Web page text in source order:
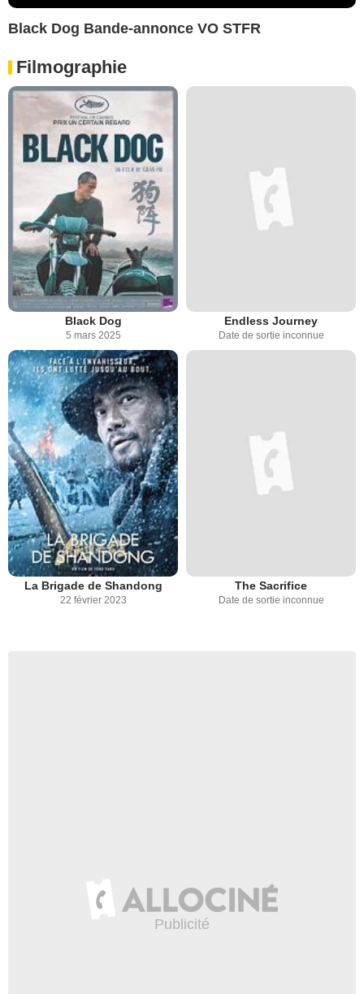
Black Dog Bande-annonce VO STFR
Filmographie
Black Dog
5 mars 2025
Endless Journey
Date de sortie inconnue
La Brigade de Shandong
22 février 2023
The Sacrifice
Date de sortie inconnue